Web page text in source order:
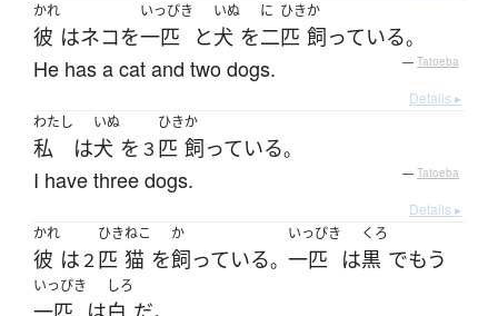
かれ
彼 はネコを
いっぴき
一匹 と
いぬ
犬 を
に
二
ひき
匹
か
飼っている。
He has a cat and two dogs. — Tatoeba
Details ▸
わたし
私 は
いぬ
犬 を ３
ひき
匹
か
飼っている。
I have three dogs. — Tatoeba
Details ▸
かれ
彼 は２
ひき
匹
ねこ
猫 を
か
飼っている。
いっぴき
一匹 は
くろ
黒 でもう
いっぴき しろ